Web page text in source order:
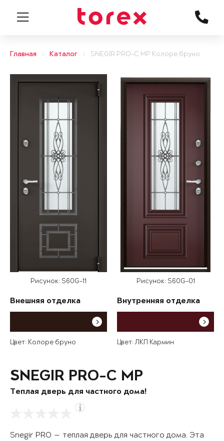
Главная Каталог SNEGIR PRO-C MP Колоре бруно
Рисунок: S60G-11
Внешняя отделка
Цвет: Колоре бруно
Рисунок: S60G-01
Внутренняя отделка
Цвет: ЛКП Кармин
SNEGIR PRO-C MP
Теплая дверь для частного дома!
Snegir PRO — теплая дверь для частного дома. Эта